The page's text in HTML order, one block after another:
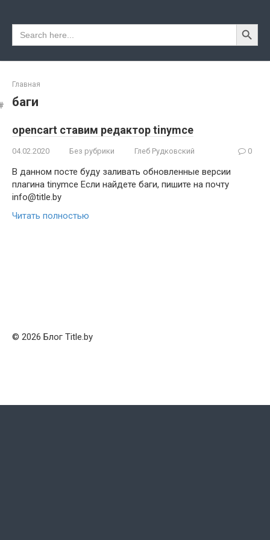
контенту
Search
for:
Search Button
Главная
баги
opencart ставим редактор tinymce
04.02.2020 Без рубрики Глеб Рудковский 0
В данном посте буду заливать обновленные версии
плагина tinymce Если найдете баги, пишите на почту
info@title.by
Читать полностью
© 2026 Блог Title.by